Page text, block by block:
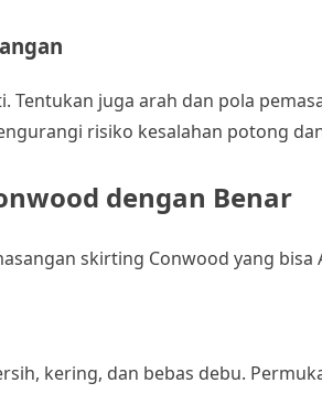
Tentukan juga arah dan pola
risiko kesalahan potong
dengan Benar
skirting Conwood yang bisa
kering, dan bebas debu.